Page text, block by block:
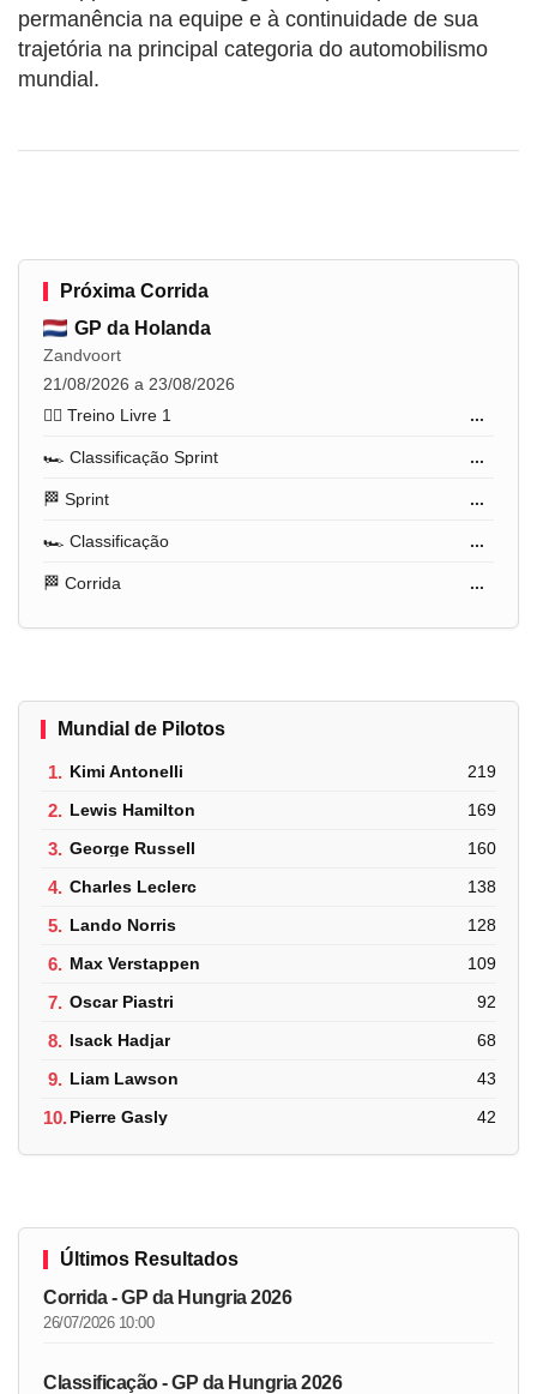
permanência na equipe e à continuidade de sua
trajetória na principal categoria do automobilismo
mundial.
Próxima Corrida
GP da Holanda
Zandvoort
21/08/2026 a 23/08/2026
🏋️‍♂️ Treino Livre 1
...
🏎️ Classificação Sprint ...
🏁 Sprint ...
🏎️ Classificação ...
🏁 Corrida ...
Mundial de Pilotos
1. Kimi Antonelli 219
2. Lewis Hamilton 169
3. George Russell 160
4. Charles Leclerc 138
5. Lando Norris 128
6. Max Verstappen 109
7. Oscar Piastri 92
8. Isack Hadjar 68
9. Liam Lawson 43
10.Pierre Gasly 42
Últimos Resultados
Corrida - GP da Hungria 2026
26/07/2026 10:00
Classificação - GP da Hungria 2026